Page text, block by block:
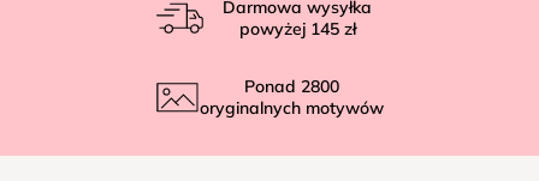
Darmowa wysyłka
powyżej 145 zł
Ponad 2800
oryginalnych motywów